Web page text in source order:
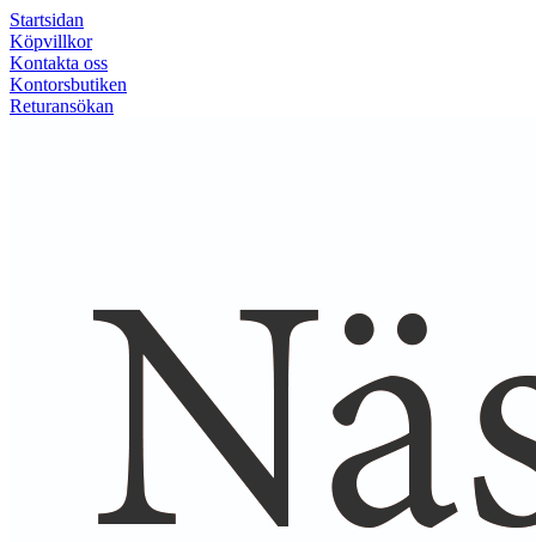
Startsidan
Köpvillkor
Kontakta oss
Kontorsbutiken
Returansökan